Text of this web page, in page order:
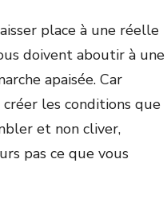
place à une réelle
doivent aboutir à une
apaisée. Car
les conditions que
et non cliver,
pas ce que vous